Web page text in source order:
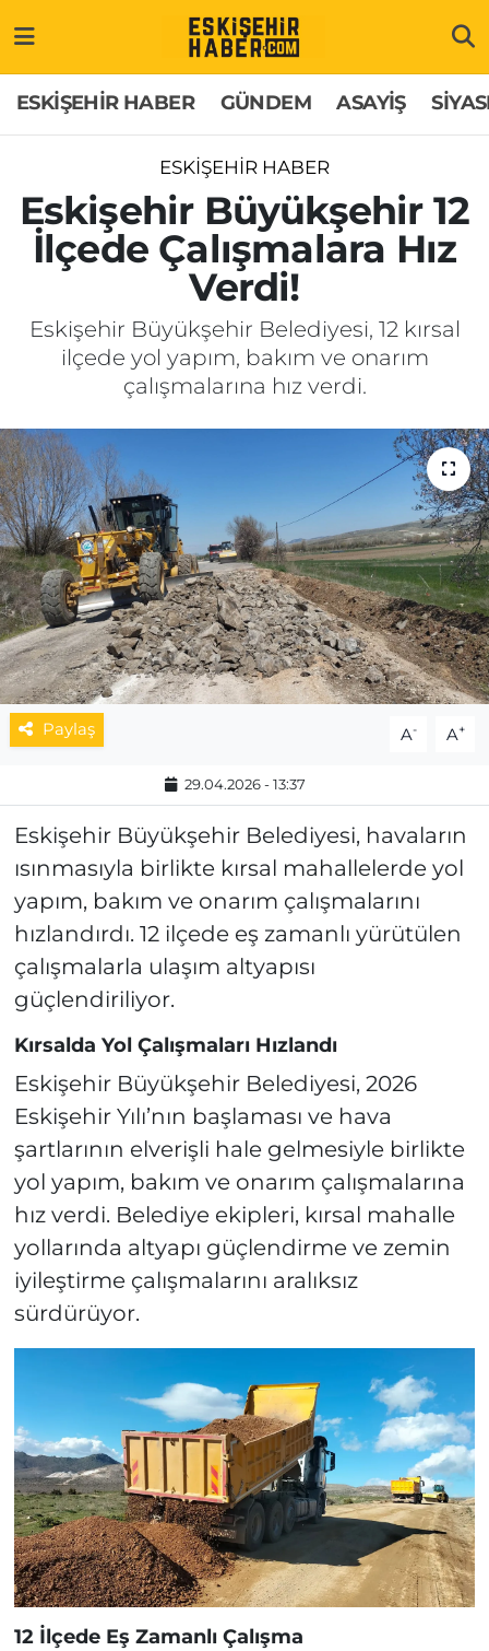
ESKİŞEHİR HABER GÜNDEM ASAYİŞ
ESKİŞEHİR HABER
Eskişehir Büyükşehir 12
İlçede Çalışmalara Hız
Verdi!
Eskişehir Büyükşehir Belediyesi, 12 kırsal
ilçede yol yapım, bakım ve onarım
çalışmalarına hız verdi.
Paylaş A- A+
29.04.2026 - 13:37
Eskişehir Büyükşehir Belediyesi, havaların
ısınmasıyla birlikte kırsal mahallelerde yol
yapım, bakım ve onarım çalışmalarını
hızlandırdı. 12 ilçede eş zamanlı yürütülen
çalışmalarla ulaşım altyapısı
güçlendiriliyor.
Kırsalda Yol Çalışmaları Hızlandı
Eskişehir Büyükşehir Belediyesi, 2026
Eskişehir Yılı’nın başlaması ve hava
şartlarının elverişli hale gelmesiyle birlikte
yol yapım, bakım ve onarım çalışmalarına
hız verdi. Belediye ekipleri, kırsal mahalle
yollarında altyapı güçlendirme ve zemin
iyileştirme çalışmalarını aralıksız
sürdürüyor.
12 İlçede Eş Zamanlı Çalışma
GÜNDEM
ASAYİŞ
SİYASET
SAĞLIK
SPOR
MAGAZİN
ESKİŞEHİRSPOR
Hakkımızda
İletişim
Künye
Odunpazarı Trafik Yoğunluk Haritası
Süper Lig Puan Durumu ve Fikstür
Tüm Manşetler
Son Dakika Haberleri
Haber Arşivi